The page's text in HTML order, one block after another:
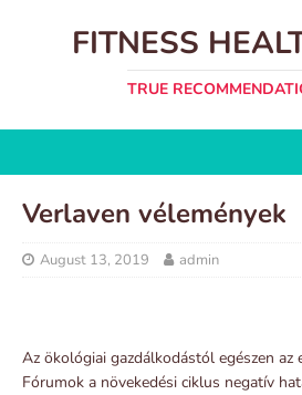
FITNESS
TRUE
Verlaven vélemények
August 13, 2019 admin
Az ökológiai gazdálkodástól egészen az
Fórumok a növekedési ciklus negatív